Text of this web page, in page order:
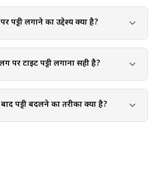
implementing any information or
in the blog.
पट्टी लगाने का उद्देश्य क्या है?
पर टाइट पट्टी लगाना सही है?
पट्टी बदलने का तरीका क्या है?